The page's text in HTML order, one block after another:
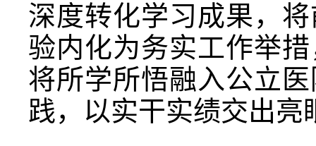
深度转化学习成果，
验内化为务实工作举
将所学所悟融入公立
践，以实干实绩交出亮